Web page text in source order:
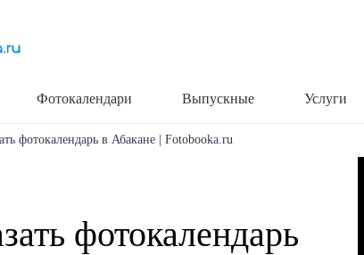
Фотокалендари Выпускные Услуги
фотокалендарь в Абакане | Fotobooka.ru
фотокалендарь